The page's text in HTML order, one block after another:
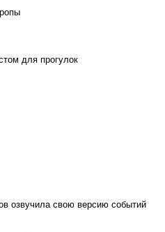
для прогулок
озвучила свою версию событий